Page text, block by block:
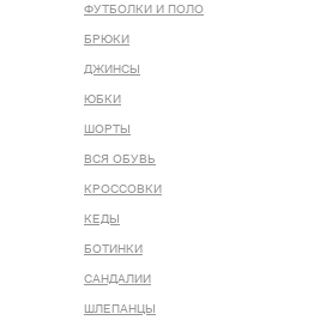
ФУТБОЛКИ И ПОЛО
БРЮКИ
ДЖИНСЫ
ЮБКИ
ШОРТЫ
ВСЯ ОБУВЬ
КРОССОВКИ
КЕДЫ
БОТИНКИ
САНДАЛИИ
ШЛЕПАНЦЫ